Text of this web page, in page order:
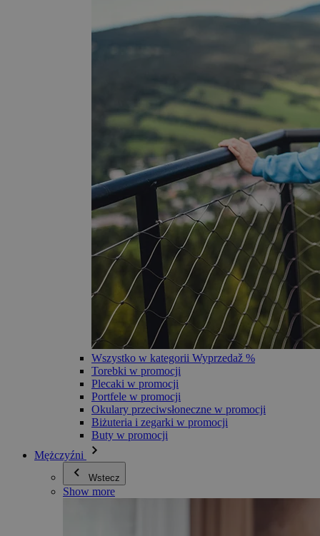
Wszystko w kategorii Wyprzedaž %
Torebki w promocji
Plecaki w promocji
Portfele w promocji
Okulary przeciwsłoneczne w promocji
Biżuteria i zegarki w promocji
Buty w promocji
Mężczyźni
Wstecz
Show more